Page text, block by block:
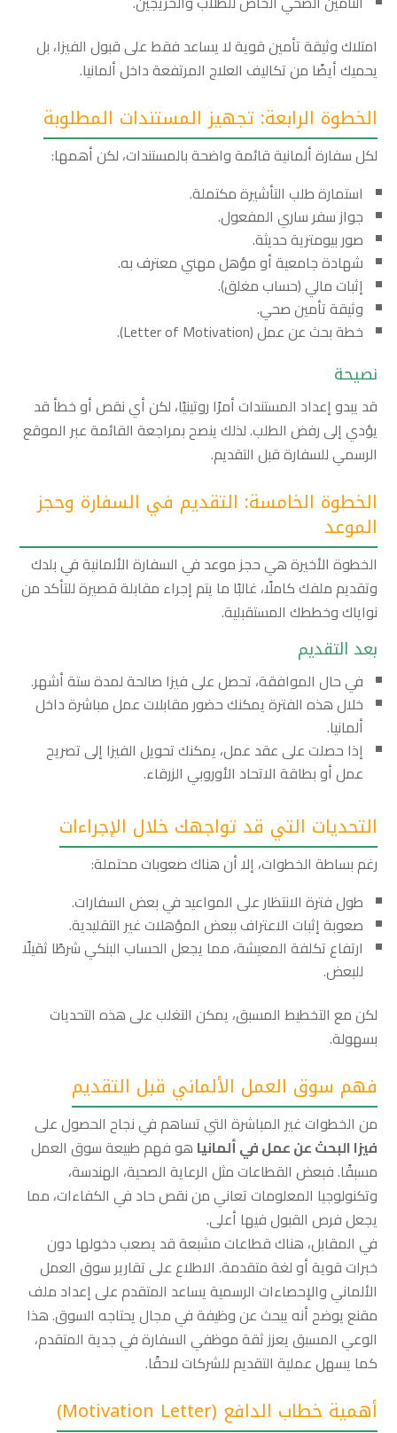
امتلاك وثيقة تأمين قوية لا يساعد فقط على قبول الفيزا، بل
يحميك أيضًا من تكاليف العلاج المرتفعة داخل ألمانيا.
الخطوة الرابعة: تجهيز المستندات المطلوبة
لكل سفارة ألمانية قائمة واضحة بالمستندات، لكن أهمها:
استمارة طلب التأشيرة مكتملة.
جواز سفر ساري المفعول.
صور بيومترية حديثة.
شهادة جامعية أو مؤهل مهني معترف به.
إثبات مالي (حساب مغلق).
وثيقة تأمين صحي.
خطة بحث عن عمل (Letter of Motivation).
نصيحة
قد يبدو إعداد المستندات أمرًا روتينيًا، لكن أي نقص أو خطأ قد
يؤدي إلى رفض الطلب. لذلك ينصح بمراجعة القائمة عبر الموقع
الرسمي للسفارة قبل التقديم.
الخطوة الخامسة: التقديم في السفارة وحجز
الموعد
الخطوة الأخيرة هي حجز موعد في السفارة الألمانية في بلدك
وتقديم ملفك كاملًا، غالبًا ما يتم إجراء مقابلة قصيرة للتأكد من
نواياك وخططك المستقبلية.
بعد التقديم
في حال الموافقة، تحصل على فيزا صالحة لمدة ستة أشهر.
خلال هذه الفترة يمكنك حضور مقابلات عمل مباشرة داخل
ألمانيا.
إذا حصلت على عقد عمل، يمكنك تحويل الفيزا إلى تصريح
عمل أو بطاقة الاتحاد الأوروبي الزرقاء.
التحديات التي قد تواجهك خلال الإجراءات
رغم بساطة الخطوات، إلا أن هناك صعوبات محتملة:
طول فترة الانتظار على المواعيد في بعض السفارات.
صعوبة إثبات الاعتراف ببعض المؤهلات غير التقليدية.
ارتفاع تكلفة المعيشة، مما يجعل الحساب البنكي شرطًا ثقيلًا
للبعض.
لكن مع التخطيط المسبق، يمكن التغلب على هذه التحديات
بسهولة.
فهم سوق العمل الألماني قبل التقديم
من الخطوات غير المباشرة التي تساهم في نجاح الحصول على
فيزا البحث عن عمل في ألمانيا هو فهم طبيعة سوق العمل
مسبقًا. فبعض القطاعات مثل الرعاية الصحية، الهندسة،
وتكنولوجيا المعلومات تعاني من نقص حاد في الكفاءات، مما
يجعل فرص القبول فيها أعلى.
في المقابل، هناك قطاعات مشبعة قد يصعب دخولها دون
خبرات قوية أو لغة متقدمة. الاطلاع على تقارير سوق العمل
الألماني والإحصاءات الرسمية يساعد المتقدم على إعداد ملف
مقنع يوضح أنه يبحث عن وظيفة في مجال يحتاجه السوق. هذا
الوعي المسبق يعزز ثقة موظفي السفارة في جدية المتقدم،
كما يسهل عملية التقديم للشركات لاحقًا.
أهمية خطاب الدافع (Motivation Letter)